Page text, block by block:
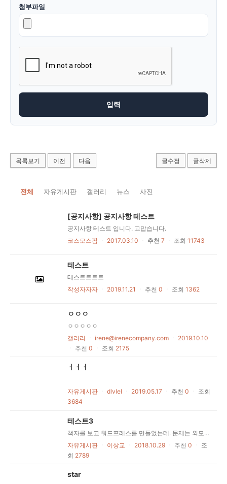
첨부파일
목록보기 이전 다음 글수정 글삭제
전체 자유게시판 갤러리 뉴스 사진
[공지사항] 공지사항 테스트
공지사항 테스트 입니다. 고맙습니다.
코스모스팜
2017.03.10 추천 7 조회 11743
테스트
테스트트트트
작성자자자
2019.11.21 추천 0 조회 1362
ㅇㅇㅇ
ㅇㅇㅇㅇㅇ
갤러리
irene@irenecompany.com
2019.10.10
추천 0 조회 2175
ㅓㅓㅓ
자유게시판 dlvlel 2019.05.17 추천 0
조회
3684
테스트3
책자를 보고 워드프레스를 만들었는데. 문제는 외모에서 테마를 설치했는데. 저는 테마를 설치하면 그 테마처럼 나올줄 알았는데. . . 안나오네요. 테마를 설치한뒤 어떻게 하면 그 테마처럼 나올수 있나요? 그리고 k보드를 설치하였는데 메인화면에 게시판이 노츨되게 하고 싶어요. 한개가 아니라 많이 노출시키고 싶어요. 제가 이러한 홈페이지를 만들때 도움이 될만한 책을 추천해주시기 바랍니다.
자유게시판
이상교 2018.10.29 추천 0
조
회 2789
star